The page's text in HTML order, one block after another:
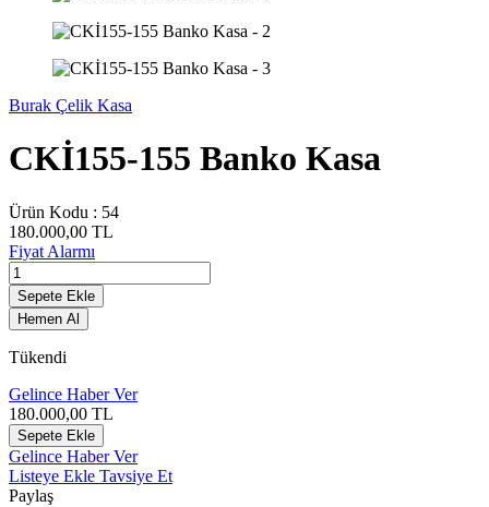
Burak Çelik Kasa
CKİ155-155 Banko Kasa
Ürün Kodu : 54
180.000,00 TL
Fiyat Alarmı
Sepete Ekle
Hemen Al
Tükendi
Gelince Haber Ver
180.000,00 TL
Sepete Ekle
Gelince Haber Ver
Listeye Ekle Tavsiye Et
Paylaş